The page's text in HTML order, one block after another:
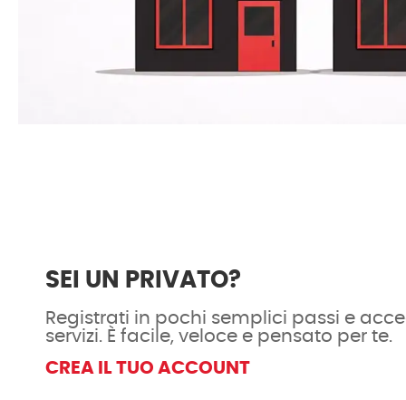
SEI UN PRIVATO?
Registrati in pochi semplici passi e
servizi. È facile, veloce e pensato per te.
CREA IL TUO ACCOUNT